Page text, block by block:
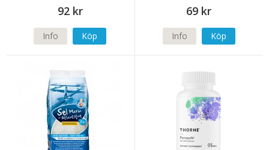
92 kr
Info Köp
69 kr
Info Köp